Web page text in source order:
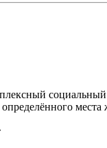
социальный
места